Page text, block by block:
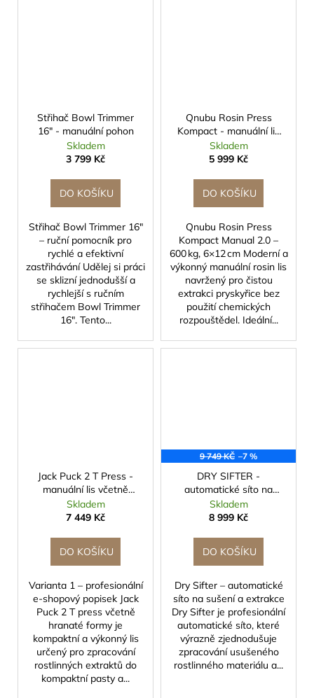
Střihač Bowl Trimmer
16" - manuální pohon
Skladem
3 799 Kč
DO KOŠÍKU
Střihač Bowl Trimmer 16"
– ruční pomocník pro
rychlé a efektivní
zastřihávání Udělej si práci
se sklizní jednodušší a
rychlejší s ručním
střihačem Bowl Trimmer
16". Tento...
Qnubu Rosin Press
Kompact - manuální lis
pro extrakci, 600Kg
Skladem
5 999 Kč
DO KOŠÍKU
Qnubu Rosin Press
Kompact Manual 2.0 –
600 kg, 6×12 cm Moderní a
výkonný manuální rosin lis
navržený pro čistou
extrakci pryskyřice bez
použití chemických
rozpouštědel. Ideální...
Jack Puck 2 T Press -
manuální lis včetně
hranaté formy
Skladem
7 449 Kč
DO KOŠÍKU
Varianta 1 – profesionální
e-shopový popisek Jack
Puck 2 T press včetně
hranaté formy je
kompaktní a výkonný lis
určený pro zpracování
rostlinných extraktů do
kompaktní pasty a...
9 749 KČ –7 %
DRY SIFTER -
automatické síto na
sušení a extrakce
Skladem
8 999 Kč
DO KOŠÍKU
Dry Sifter – automatické
síto na sušení a extrakce
Dry Sifter je profesionální
automatické síto, které
výrazně zjednodušuje
zpracování usušeného
rostlinného materiálu a...